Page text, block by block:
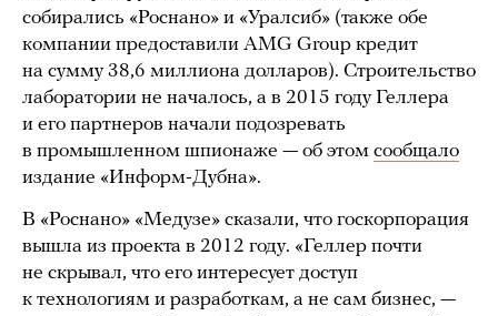
собирались «Роснано» и «Уралсиб» (также обе
компании предоставили AMG Group кредит
на сумму 38,6 миллиона долларов). Строительство
лаборатории не началось, а в 2015 году Геллера
и его партнеров начали подозревать
в промышленном шпионаже — об этом сообщало
издание «Информ-Дубна».
В «Роснано» «Медузе» сказали, что госкорпорация
вышла из проекта в 2012 году. «Геллер почти
не скрывал, что его интересует доступ
к технологиям и разработкам, а не сам бизнес, —